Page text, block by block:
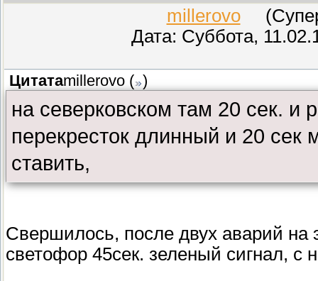
millerovo
Дата: Суббота,
Цитатаmillerovo ( )
на северковском там 20 сек. и
перекресток длинный и 20 сек
ставить,
Свершилось, после двух аварий на
светофор 45сек. зеленый сигнал,